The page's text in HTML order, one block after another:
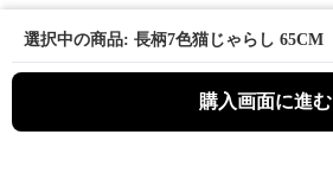
選択中の商品: 長柄7色猫じゃらし 65CM
購入画面に進む